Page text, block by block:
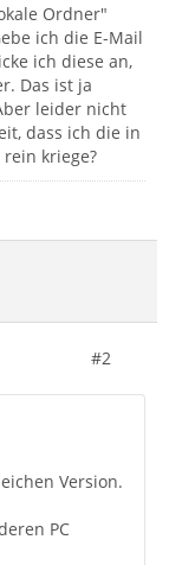
Ordner"
ich die E-Mail
ich diese an,
Das ist ja
leider nicht
dass ich die in
kriege?
#2
Version.
PC